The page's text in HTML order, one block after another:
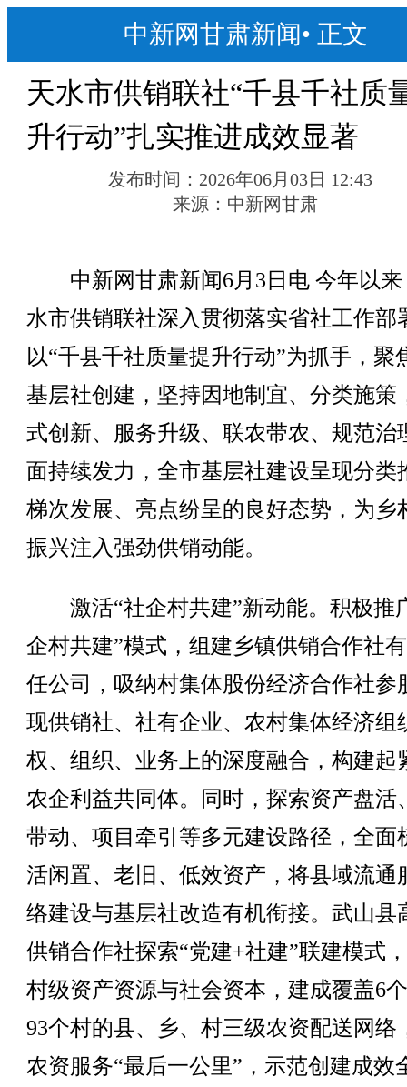
中新网甘肃新闻• 正文
天水市供销联社“千县千社质
升行动”扎实推进成效显著
发布时间： 2026年06月03日 12:43
来源： 中新网甘肃
中新网甘肃新闻6月3日电 今年以来
水市供销联社深入贯彻落实省社工作部
以“千县千社质量提升行动”为抓手，聚
基层社创建，坚持因地制宜、分类施策
式创新、服务升级、联农带农、规范治
面持续发力，全市基层社建设呈现分类
梯次发展、亮点纷呈的良好态势，为乡
振兴注入强劲供销动能。
激活“社企村共建”新动能。积极推
企村共建”模式，组建乡镇供销合作社
任公司，吸纳村集体股份经济合作社参
现供销社、社有企业、农村集体经济组
权、组织、业务上的深度融合，构建起
农企利益共同体。同时，探索资产盘活
带动、项目牵引等多元建设路径，全面
活闲置、老旧、低效资产，将县域流通
络建设与基层社改造有机衔接。武山县
供销合作社探索“党建+社建”联建模式
村级资产资源与社会资本，建成覆盖6
93个村的县、乡、村三级农资配送网络
农资服务“最后一公里”，示范创建成效